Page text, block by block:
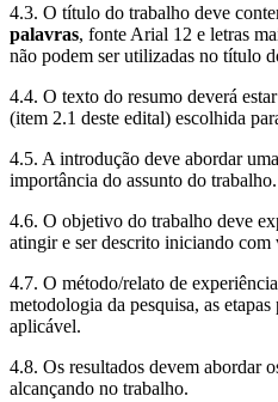
4.3. O título do trabalho deve
palavras, fonte Arial 12 e letras
não podem ser utilizadas no título
4.4. O texto do resumo deverá
(item 2.1 deste edital) escolhida
4.5. A introdução deve abordar
importância do assunto do trabalho.
4.6. O objetivo do trabalho deve
atingir e ser descrito iniciando com
4.7. O método/relato de
metodologia da pesquisa, as
aplicável.
4.8. Os resultados devem abordar
alcançando no trabalho.